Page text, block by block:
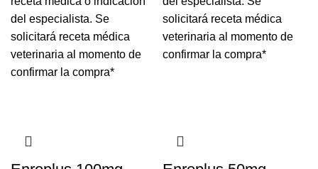
del especialista. Se
solicitará receta médica
veterinaria al momento de
confirmar la compra*
solicitará receta médica
veterinaria al momento de
confirmar la compra*